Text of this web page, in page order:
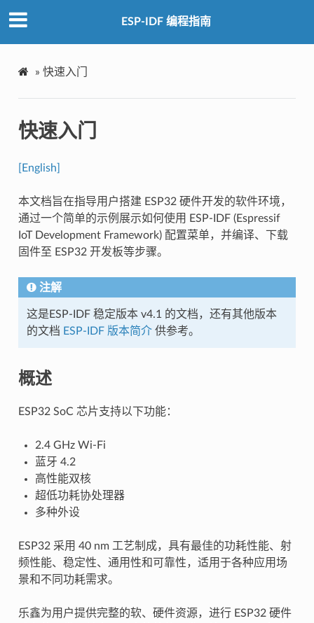
ESP-IDF 编程指南
» 快速入门
快速入门
[English]
本文档旨在指导用户搭建 ESP32 硬件开发的软件环境，
通过一个简单的示例展示如何使用 ESP-IDF (Espressif
IoT Development Framework) 配置菜单，并编译、下载
固件至 ESP32 开发板等步骤。
注解
这是ESP-IDF 稳定版本 v4.1 的文档，还有其他版本
的文档 ESP-IDF 版本简介供参考。
概述
ESP32 SoC 芯片支持以下功能：
2.4 GHz Wi-Fi
蓝牙 4.2
高性能双核
超低功耗协处理器
多种外设
ESP32 采用 40 nm 工艺制成，具有最佳的功耗性能、射
频性能、稳定性、通用性和可靠性，适用于各种应用场
景和不同功耗需求。
乐鑫为用户提供完整的软、硬件资源，进行 ESP32 硬件